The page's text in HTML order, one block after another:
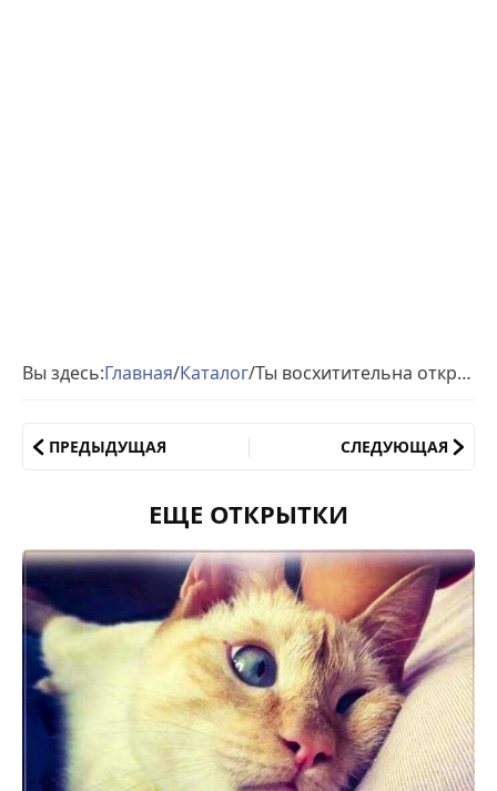
Вы здесь:Главная/Каталог/ Ты восхитительна открытка
ПРЕДЫДУЩАЯ СЛЕДУЮЩАЯ
ЕЩЕ ОТКРЫТКИ